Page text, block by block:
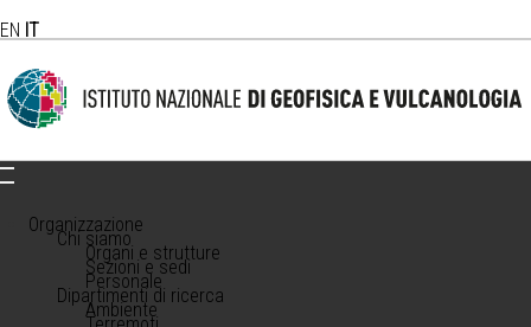
EN IT
Organizzazione
Chi siamo
Organi e strutture
Sezioni e sedi
Personale
Dipartimenti di ricerca
Ambiente